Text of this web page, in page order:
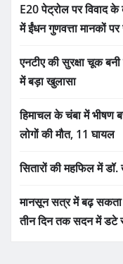
E20 पेट्रोल पर विवाद
में ईंधन गुणवत्ता मानकों पर
एनटीए की सुरक्षा चूक
में बड़ा खुलासा
हिमाचल के चंबा में
लोगों की मौत, 11 घायल
सितारों की महफिल में
मानसून सत्र में बढ़ सकता
तीन दिन तक सदन में डटे